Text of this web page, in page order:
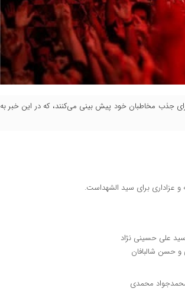
جذب مخاطبان خود پیش بینی می‌کنند، که در این خبر به
و عزاداری برای سید الشهداست.
علی حسینی نژاد
و حسن شالبافان
محمدی